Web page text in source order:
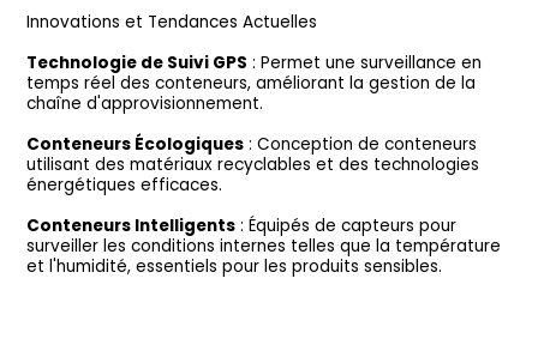
Innovations et Tendances Actuelles
Technologie de Suivi GPS : Permet une surveillance en
temps réel des conteneurs, améliorant la gestion de la
chaîne d'approvisionnement.
Conteneurs Écologiques : Conception de conteneurs
utilisant des matériaux recyclables et des technologies
énergétiques efficaces.
Conteneurs Intelligents : Équipés de capteurs pour
surveiller les conditions internes telles que la température
et l'humidité, essentiels pour les produits sensibles.